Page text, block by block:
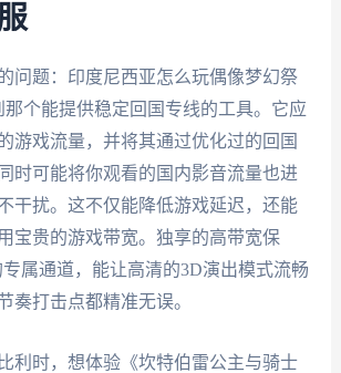
问题：印度尼西亚怎么玩偶像梦幻祭
那个能提供稳定回国专线的工具。它应
游戏流量，并将其通过优化过的回国
时可能将你观看的国内影音流量也进
干扰。这不仅能降低游戏延迟，还能
宝贵的游戏带宽。独享的高带宽保
专属通道，能让高清的3D演出模式流畅
奏打击点都精准无误。
利时，想体验《坎特伯雷公主与骑士